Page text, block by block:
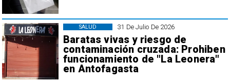
31 De Julio De 2026
Baratas vivas y riesgo de
contaminación cruzada: Prohiben
funcionamiento de "La Leonera"
en Antofagasta
SALUD